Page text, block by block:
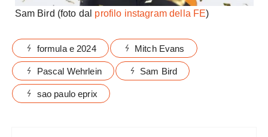
Sam Bird (foto dal profilo instagram della FE)
formula e 2024 Mitch Evans
Pascal Wehrlein Sam Bird
sao paulo eprix